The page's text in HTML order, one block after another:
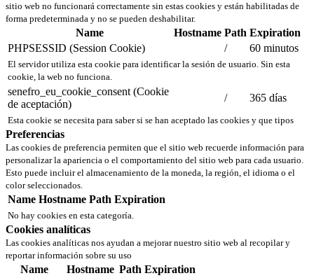
sitio web no funcionará correctamente sin estas cookies y están habilitadas de
forma predeterminada y no se pueden deshabilitar.
Name Hostname Path Expiration
PHPSESSID (Session Cookie)
/ 60 minutos
El servidor utiliza esta cookie para identificar la sesión de usuario. Sin esta
cookie, la web no funciona.
senefro_eu_cookie_consent (Cookie
de aceptación)
/ 365 días
Esta cookie se necesita para saber si se han aceptado las cookies y que tipos
Preferencias
Las cookies de preferencia permiten que el sitio web recuerde información para
personalizar la apariencia o el comportamiento del sitio web para cada usuario.
Esto puede incluir el almacenamiento de la moneda, la región, el idioma o el
color seleccionados.
Name Hostname Path Expiration
No hay cookies en esta categoría.
Cookies analíticas
Las cookies analíticas nos ayudan a mejorar nuestro sitio web al recopilar y
reportar información sobre su uso
Name Hostname Path Expiration